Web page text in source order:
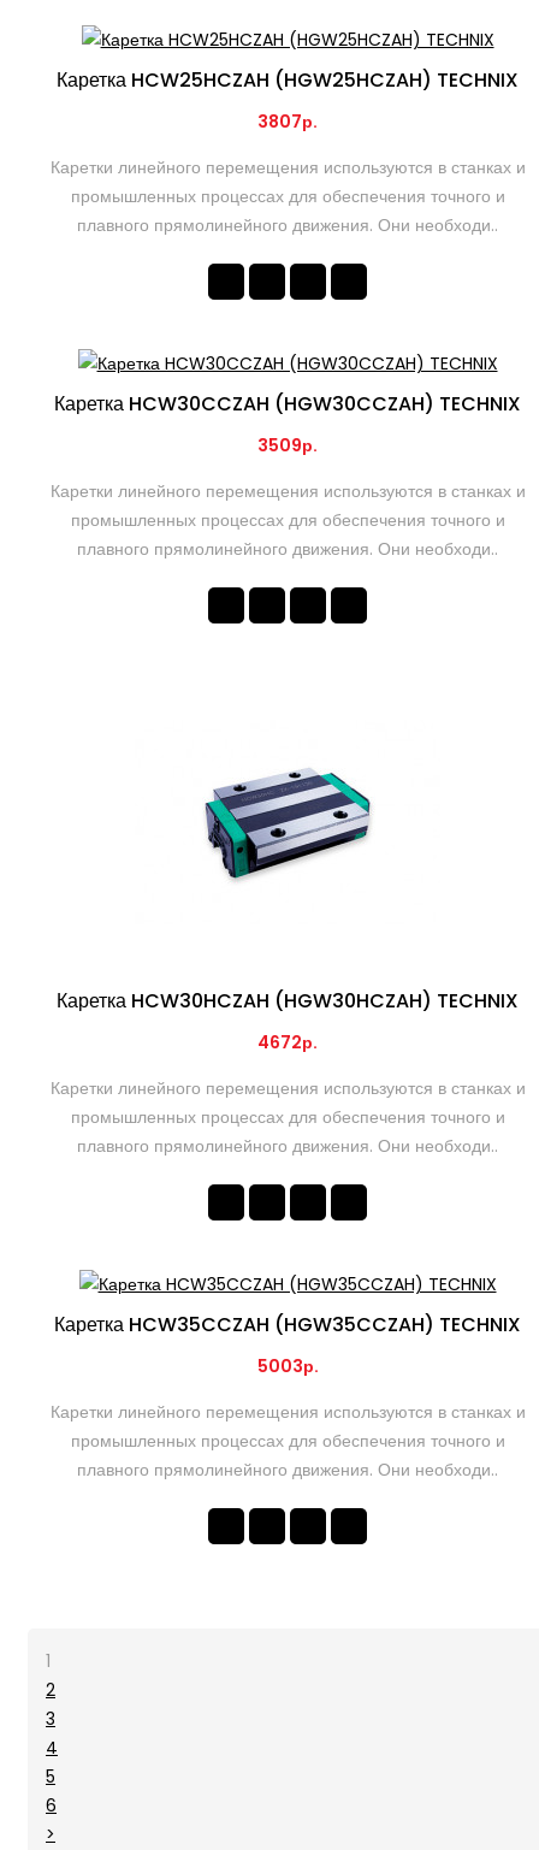
Каретка HCW25HCZAH (HGW25HCZAH) TECHNIX
3807р.
Каретки линейного перемещения используются в станках и
промышленных процессах для обеспечения точного и
плавного прямолинейного движения. Они необходи..
Каретка HCW30CCZAH (HGW30CCZAH) TECHNIX
3509р.
Каретки линейного перемещения используются в станках и
промышленных процессах для обеспечения точного и
плавного прямолинейного движения. Они необходи..
Каретка HCW30HCZAH (HGW30HCZAH) TECHNIX
4672р.
Каретки линейного перемещения используются в станках и
промышленных процессах для обеспечения точного и
плавного прямолинейного движения. Они необходи..
Каретка HCW35CCZAH (HGW35CCZAH) TECHNIX
5003р.
Каретки линейного перемещения используются в станках и
промышленных процессах для обеспечения точного и
плавного прямолинейного движения. Они необходи..
1
2
3
4
5
6
>